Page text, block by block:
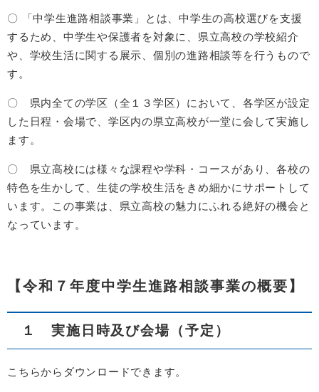
〇 「中学生進路相談事業」とは、中学生の高校選びを支援
するため、中学生や保護者を対象に、県立高校の学校紹介
や、学校生活に関する展示、個別の進路相談等を行うもので
す。
〇 県内全ての学区（全１３学区）において、各学区が設定
した日程・会場で、学区内の県立高校が一堂に会して実施し
ます。
〇 県立高校には様々な課程や学科・コースがあり、各校の
特色を生かして、生徒の学校生活をきめ細かにサポートして
います。この事業は、県立高校の魅力にふれる絶好の機会と
なっています。
【令和７年度中学生進路相談事業の概要】
１ 実施日時及び会場（予定）
こちらからダウンロードできます。